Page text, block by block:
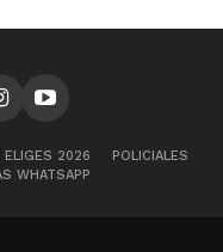
ELIGES 2026
POLICIALES
WHATSAPP